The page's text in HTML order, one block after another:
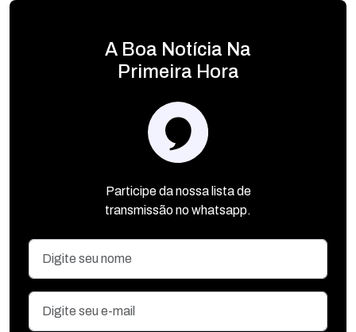
A Boa Notícia Na
Primeira Hora
Participe da nossa lista de
transmissão no whatsapp.